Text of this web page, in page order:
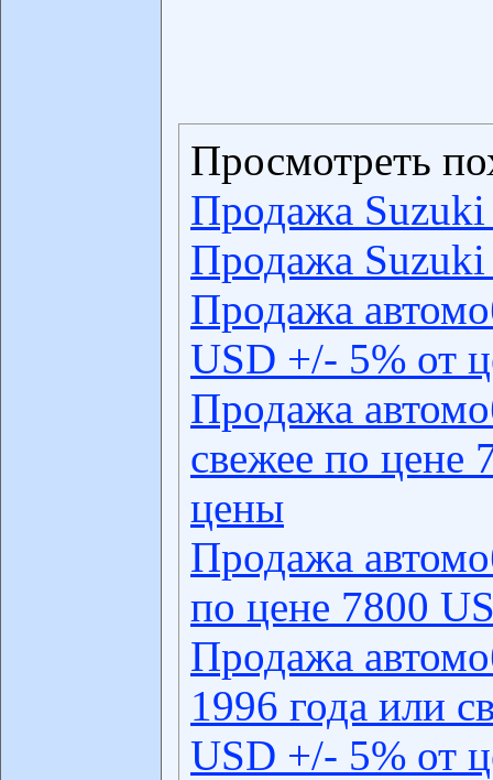
Просмотреть
Продажа Suzuki
Продажа Suzuki
Продажа
USD +/- 5% от
Продажа
свежее по цене
цены
Продажа
по цене 7800
Продажа
1996 года или
USD +/- 5% от